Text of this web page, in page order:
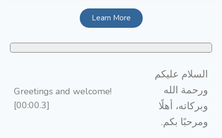
Learn More
Greetings and welcome!
[00:00.3]
السلام عليكم
ورحمة الله
وبركاته، أهلًا
ومرحبًا بكم.